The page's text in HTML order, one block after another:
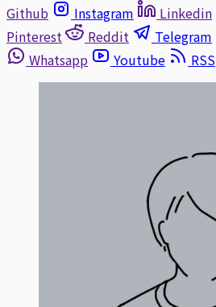
Github
Instagram Linkedin
Pinterest
Reddit Telegram
Whatsapp
Youtube RSS